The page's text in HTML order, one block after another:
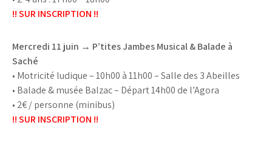
!! SUR INSCRIPTION !!
Mercredi 11 juin → P’tites Jambes Musical & Balade à
Saché
• Motricité ludique – 10h00 à 11h00 – Salle des 3 Abeilles
• Balade & musée Balzac – Départ 14h00 de l’Agora
• 2€ / personne (minibus)
!! SUR INSCRIPTION !!